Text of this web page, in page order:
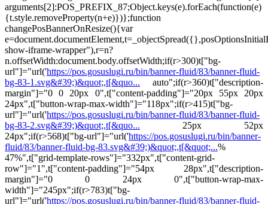
arguments[2]:POS_PREFIX_87;Object.keys(e).forEach(function(e)
{t.style.removeProperty(n+e)})};function
changePosBannerOnResize(){var
show-iframe-wrapper"),r=n?
n.offsetWidth:document.body.offsetWidth;if(r>300)t["bg-
url"]="url('https://pos.gosuslugi.ru/bin/banner-fluid/83/banner-fluid-
bg-83-1.svg&#39;)&quot;,t[&quo... auto";if(r>360)t["description-
margin"]="0 0 20px 0",t["content-padding"]="20px 55px 20px
24px",t["button-wrap-max-width"]="118px";if(r>415)t["bg-
url"]="url('https://pos.gosuslugi.ru/bin/banner-fluid/83/banner-fluid-
bg-83-2.svg&#39;)&quot;,t[&quo... 25px 52px
24px";if(r>568)t["bg-url"]="url('https://pos.gosuslugi.ru/bin/banner-
fluid/83/banner-fluid-bg-83.svg&#39;)&quot;,t[&quot;...%
47%",t["grid-template-rows"]="332px",t["content-grid-
row"]="1",t["content-padding"]="54px 28px",t["description-
margin"]="0 0 24px 0",t["button-wrap-max-
width"]="245px";if(r>783)t["bg-
url"]="url('https://pos.gosuslugi.ru/bin/banner-fluid/83/banner-fluid-